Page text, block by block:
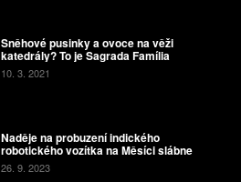
Sněhové pusinky a ovoce na věži
katedrály? To je Sagrada Família
10. 3. 2021
Naděje na probuzení indického
robotického vozítka na Měsíci slábne
26. 9. 2023